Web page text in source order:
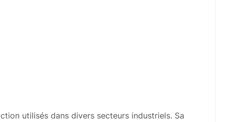
utilisés dans divers secteurs industriels. Sa